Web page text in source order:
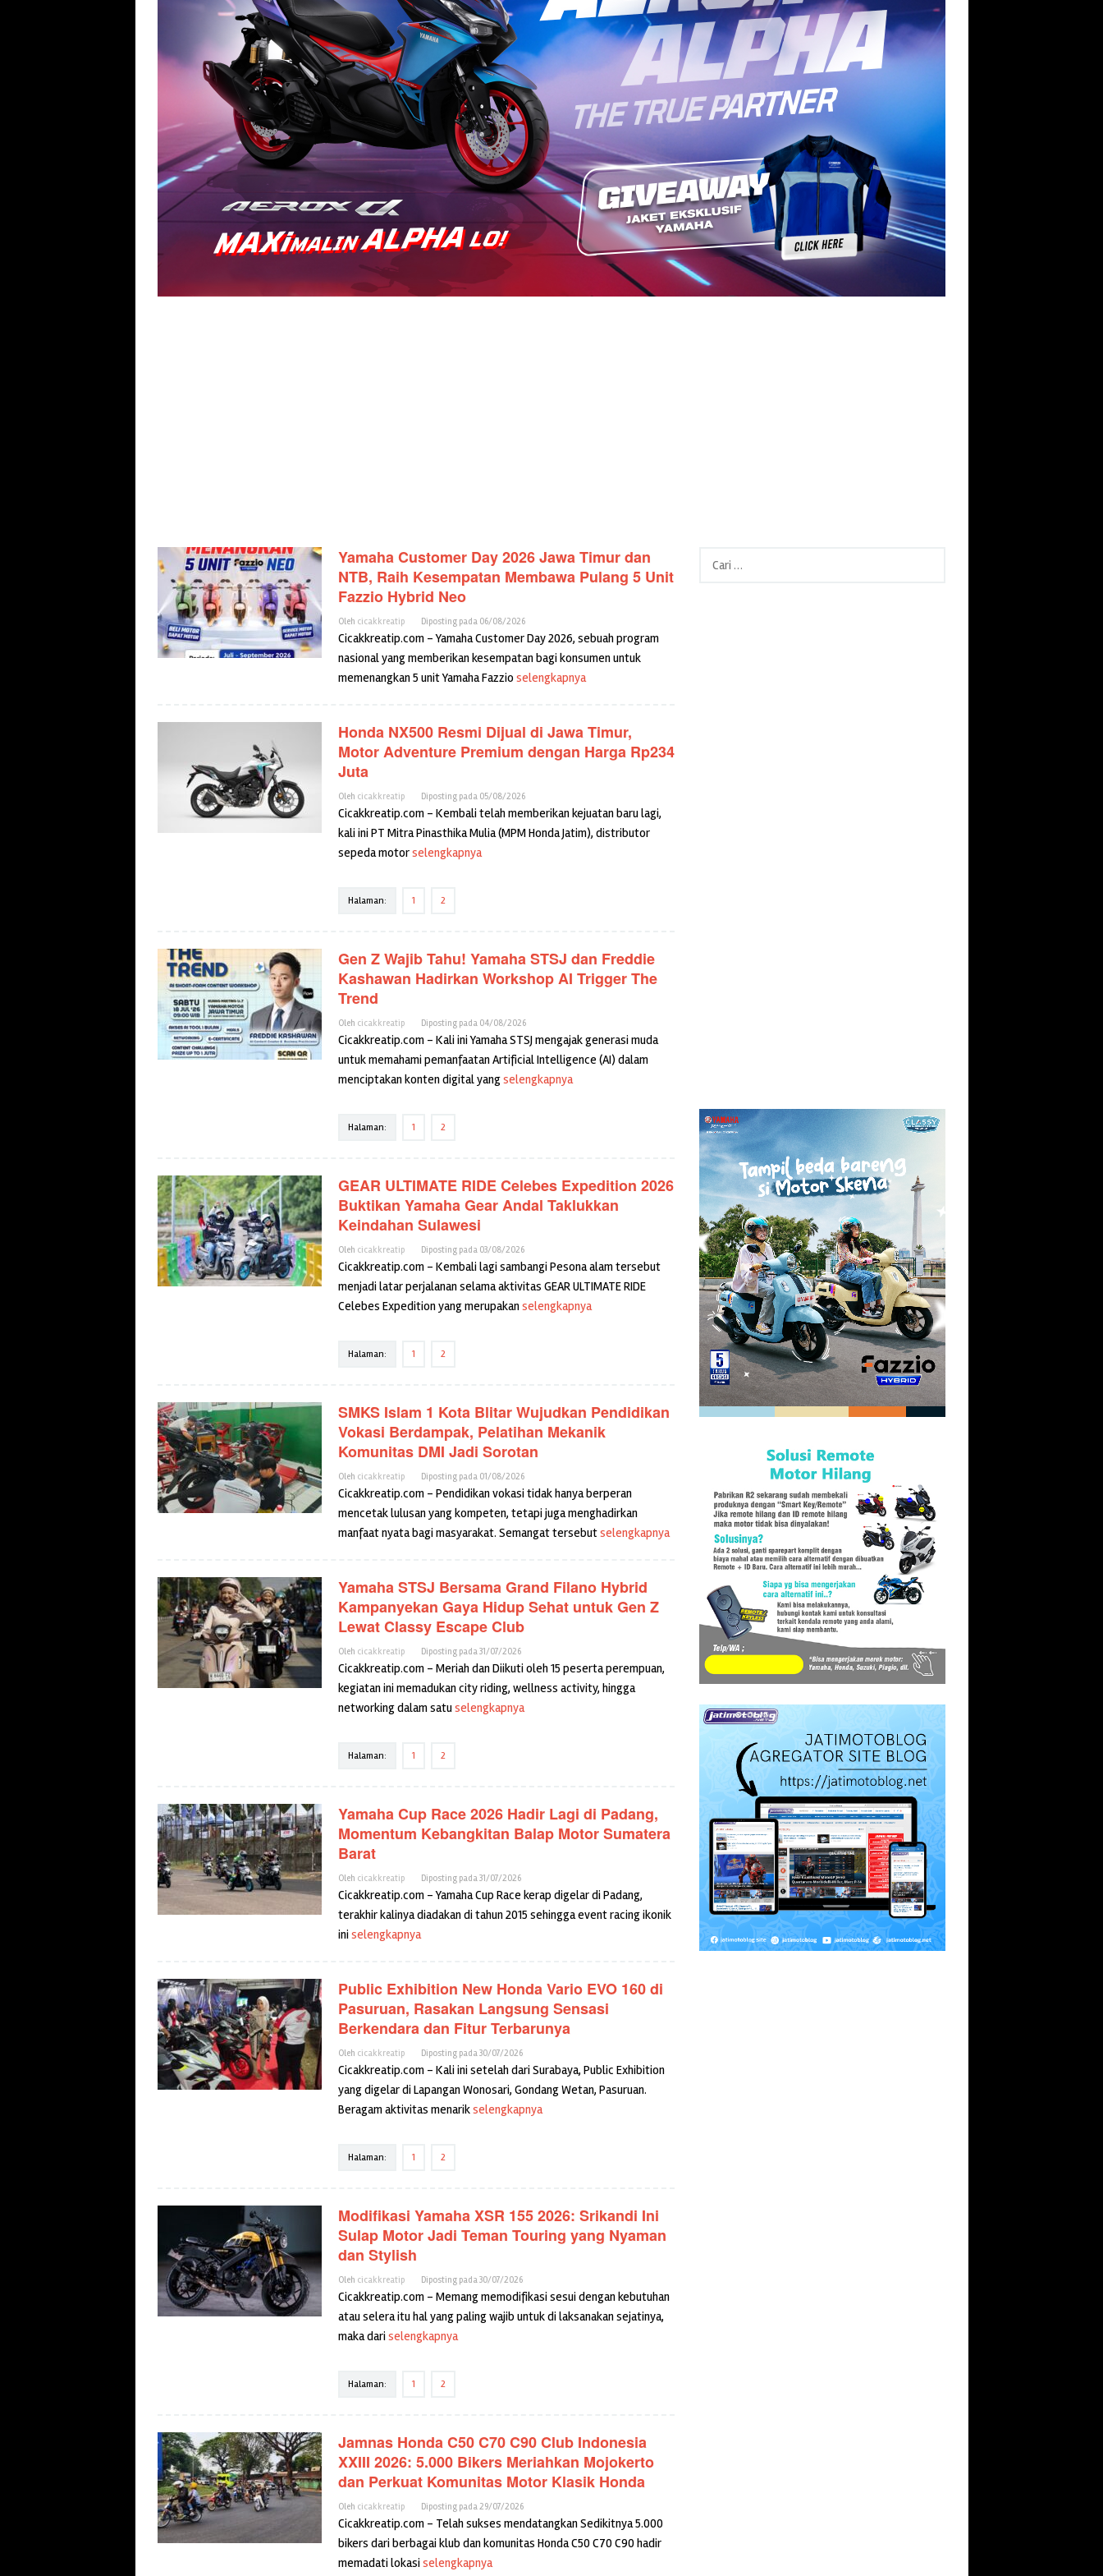
cicakkreatip.com
Yamaha Customer Day 2026 Jawa Timur dan
NTB, Raih Kesempatan Membawa Pulang 5 Unit
Fazzio Hybrid Neo
Oleh cicakkreatip Diposting pada 06/08/2026
Cicakkreatip.com – Yamaha Customer Day 2026, sebuah program
nasional yang memberikan kesempatan bagi konsumen untuk
memenangkan 5 unit Yamaha Fazzio selengkapnya
Honda NX500 Resmi Dijual di Jawa Timur,
Motor Adventure Premium dengan Harga Rp234
Juta
Oleh cicakkreatip Diposting pada 05/08/2026
Cicakkreatip.com – Kembali telah memberikan kejuatan baru lagi,
kali ini PT Mitra Pinasthika Mulia (MPM Honda Jatim), distributor
sepeda motorselengkapnya
Halaman: 1 2
Gen Z Wajib Tahu! Yamaha STSJ dan Freddie
Kashawan Hadirkan Workshop AI Trigger The
Trend
Oleh cicakkreatip Diposting pada 04/08/2026
Cicakkreatip.com – Kali ini Yamaha STSJ mengajak generasi muda
untuk memahami pemanfaatan Artificial Intelligence (AI) dalam
menciptakan konten digital yangselengkapnya
Halaman: 1 2
GEAR ULTIMATE RIDE Celebes Expedition 2026
Buktikan Yamaha Gear Andal Taklukkan
Keindahan Sulawesi
Oleh cicakkreatip Diposting pada 03/08/2026
Cicakkreatip.com – Kembali lagi sambangi Pesona alam tersebut
menjadi latar perjalanan selama aktivitas GEAR ULTIMATE RIDE
Celebes Expedition yang merupakanselengkapnya
Halaman: 1 2
SMKS Islam 1 Kota Blitar Wujudkan Pendidikan
Vokasi Berdampak, Pelatihan Mekanik
Komunitas DMI Jadi Sorotan
Oleh cicakkreatip Diposting pada 01/08/2026
Cicakkreatip.com – Pendidikan vokasi tidak hanya berperan
mencetak lulusan yang kompeten, tetapi juga menghadirkan
manfaat nyata bagi masyarakat. Semangat tersebutselengkapnya
Yamaha STSJ Bersama Grand Filano Hybrid
Kampanyekan Gaya Hidup Sehat untuk Gen Z
Lewat Classy Escape Club
Oleh cicakkreatip Diposting pada31/07/2026
Cicakkreatip.com – Meriah dan Diikuti oleh 15 peserta perempuan,
kegiatan ini memadukan city riding, wellness activity, hingga
networking dalam satuselengkapnya
Halaman: 1 2
Yamaha Cup Race 2026 Hadir Lagi di Padang,
Momentum Kebangkitan Balap Motor Sumatera
Barat
Oleh cicakkreatip Diposting pada31/07/2026
Cicakkreatip.com – Yamaha Cup Race kerap digelar di Padang,
terakhir kalinya diadakan di tahun 2015 sehingga event racing ikonik
iniselengkapnya
Public Exhibition New Honda Vario EVO 160 di
Pasuruan, Rasakan Langsung Sensasi
Berkendara dan Fitur Terbarunya
Oleh cicakkreatip Diposting pada30/07/2026
Cicakkreatip.com – Kali ini setelah dari Surabaya, Public Exhibition
yang digelar di Lapangan Wonosari, Gondang Wetan, Pasuruan.
Beragam aktivitas menarikselengkapnya
Halaman: 1 2
Modifikasi Yamaha XSR 155 2026: Srikandi Ini
Sulap Motor Jadi Teman Touring yang Nyaman
dan Stylish
Oleh cicakkreatip Diposting pada30/07/2026
Cicakkreatip.com – Memang memodifikasi sesui dengan kebutuhan
atau selera itu hal yang paling wajib untuk di laksanakan sejatinya,
maka dariselengkapnya
Halaman: 1 2
Jamnas Honda C50 C70 C90 Club Indonesia
XXIII 2026: 5.000 Bikers Meriahkan Mojokerto
dan Perkuat Komunitas Motor Klasik Honda
Oleh cicakkreatip Diposting pada29/07/2026
Cicakkreatip.com – Telah sukses mendatangkan Sedikitnya 5.000
bikers dari berbagai klub dan komunitas Honda C50 C70 C90 hadir
memadati lokasiselengkapnya